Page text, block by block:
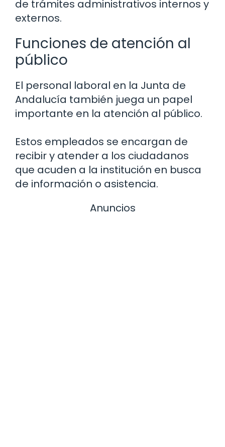
de trámites administrativos internos y
externos.
Funciones de atención al
público
El personal laboral en la Junta de
Andalucía también juega un papel
importante en la atención al público.
Estos empleados se encargan de
recibir y atender a los ciudadanos
que acuden a la institución en busca
de información o asistencia.
Anuncios